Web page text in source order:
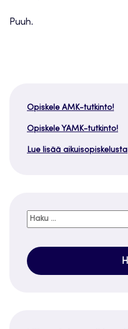
Puuh.
Opiskele AMK-tutkinto!
Opiskele YAMK-tutkinto!
Lue lisää aikuisopiskelusta
Haku: